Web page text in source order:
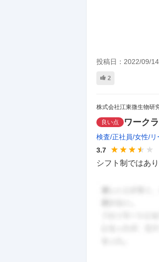
投稿日： 2022/09/14
2
株式会社江東微生物研
良い点 ワーク
検査 正社員 女性
3.7
シフト制ではあ